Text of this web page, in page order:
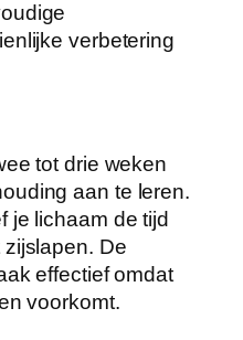
verbetering
tot drie weken
aan te leren.
je lichaam de tijd
De
effectief omdat
voorkomt.